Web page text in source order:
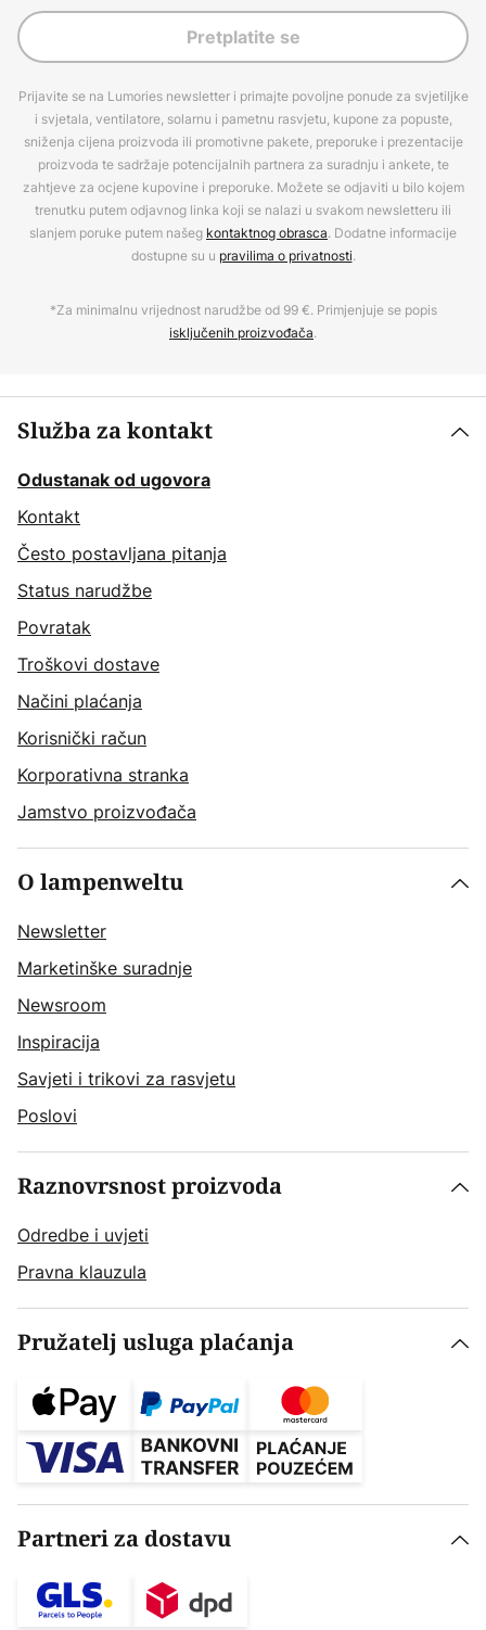
Pretplatite se
Prijavite se na Lumories newsletter i primajte povoljne ponude za svjetiljke
i svjetala, ventilatore, solarnu i pametnu rasvjetu, kupone za popuste,
sniženja cijena proizvoda ili promotivne pakete, preporuke i prezentacije
proizvoda te sadržaje potencijalnih partnera za suradnju i ankete, te
zahtjeve za ocjene kupovine i preporuke. Možete se odjaviti u bilo kojem
trenutku putem odjavnog linka koji se nalazi u svakom newsletteru ili
slanjem poruke putem našeg kontaktnog obrasca. Dodatne informacije
dostupne su u pravilima o privatnosti.
*Za minimalnu vrijednost narudžbe od 99 €. Primjenjuje se popis
isključenih proizvođača.
Služba za kontakt
Odustanak od ugovora
Kontakt
Često postavljana pitanja
Status narudžbe
Povratak
Troškovi dostave
Načini plaćanja
Korisnički račun
Korporativna stranka
Jamstvo proizvođača
O lampenweltu
Newsletter
Marketinške suradnje
Newsroom
Inspiracija
Savjeti i trikovi za rasvjetu
Poslovi
Raznovrsnost proizvoda
Odredbe i uvjeti
Pravna klauzula
Pružatelj usluga plaćanja
Partneri za dostavu